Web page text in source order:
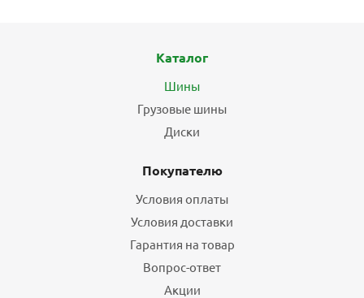
Каталог
Шины
Грузовые шины
Диски
Покупателю
Условия оплаты
Условия доставки
Гарантия на товар
Вопрос-ответ
Акции